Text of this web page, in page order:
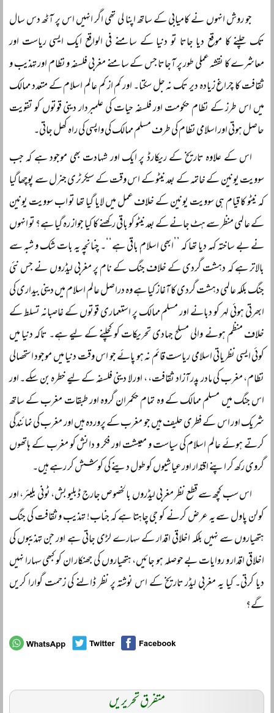
جو روش انہوں نے کامیابی کے ساتھ اپنا لی تھی اگر انہیں اس پر آٹھ دس سال
تک چلنے کا موقع دیا جاتا تو دنیا کے سامنے فی الواقع ایک ایسی ریاست اور
معاشرے کا نقشہ عملی طور پر آجاتا جس کے سامنے مغربی فلسفہ و نظام اور تہذیب و
ثقافت کا چراغ زیادہ دیر تک نہ جل سکتا۔ اور کم از کم عالم اسلام کے متعدد ممالک
میں اس طرز کے نظام حکومت اور فلسفہ حیات کی علمبردار دینی قوتوں کو تقویت
حاصل ہوتی اور اسلامی نظام کی طرف مسلم ممالک کی واپسی کی راہ کھل جاتی۔
اس کے علاوہ تاریخ کے ریکارڈ پر ایک اور شہادت بھی موجود ہے کہ جب
سوویت یونین کے خاتمہ کے بعد نیٹو کے اس وقت کے سیکرٹری جنرل سے پوچھا گیا
کہ نیٹو کا قیام ہی سوویت یونین کے خلاف عمل میں لایا گیا تھا تو اب سوویت یونین
کے عالمی منظر سے ہٹ جانے کے بعد نیٹو کو باقی رکھنے کا کیا جواز رہ گیا ہے؟ تو انہوں
نے بے ساختہ کہہ دیا تھا کہ ’’ابھی اسلام باقی ہے‘‘۔ چنانچہ یہ بات شک و شبہ سے
بالاتر ہے کہ دہشت گردی کے خلاف جنگ کے نام پر مغربی لیڈروں نے جس نئی
جنگ بلکہ عالمی دہشت گردی کا آغاز کیا ہے وہ دراصل عالم اسلام میں دینی بیداری کی
ابھرتی ہوئی لہر کو دبانے اور مسلم ممالک پر استعماری قوتوں کے غاصبانہ تسلط کے
خلاف منظم ہونے والی مسلح جہادی تحریکات کو کچلنے کے لیے ہے۔ تاکہ دنیا میں
کوئی ایسی نظریاتی اسلامی ریاست قائم نہ ہو پائے جو اس وقت دنیا میں موجود استحصالی
نظام، مغرب کی مادر پدر آزاد ثقافت، ، اور لا دینی فلسفہ کے لیے خطرہ بن سکے۔ اور
اس جنگ میں مسلم ممالک کے وہ تمام حکمران گروہ اور طبقات مغرب کے ساتھ
شریک اور اس کے فطری حلیف ہیں جو مغرب کے پروردہ ہیں اور مغرب کی نمائندگی
کرتے ہوئے عالم اسلام کی سیاست و معیشت اور فکر و دانش کو مغرب کے ہاتھوں
گروی رکھ کر اپنے اقتدار اور عیاشیوں کو طول دینے کی کوشش کر رہے ہیں۔
اس سب کچھ سے قطع نظر مغربی لیڈروں بالخصوص جارج ڈبلیو بش، ٹونی بلیئر، اور
کولن پاول سے یہ عرض کرنے کو جی چاہتا ہے کہ جناب! تہذیب و ثقافت کی جنگ
ہتھیاروں سے نہیں بلکہ اخلاقی اقدار کے سہارے لڑی جاتی ہے اور جن تہذیبوں کی
اخلاقی اقدار و روایات بے حوصلہ ہو جائیں، ہتھیاروں کی جھنکار ان کو کبھی سہارا نہیں
دیا کرتی۔ کیا یہ مغربی لیڈر تاریخ کے اس نوشتہ پر نظر ڈالنے کی زحمت گوارا کریں
گے؟
متفرق تحریریں